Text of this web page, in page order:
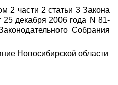
2 части 2 статьи 3 Закона
25 декабря 2006 года N 81-
Собрания
Новосибирской области